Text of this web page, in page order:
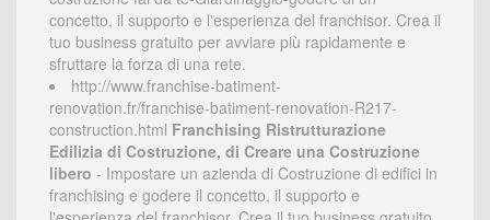
concetto, il supporto e l'esperienza del franchisor. Crea il
tuo business gratuito per avviare più rapidamente e
sfruttare la forza di una rete.
http://www.franchise-batiment-
renovation.fr/franchise-batiment-renovation-R217-
construction.html Franchising Ristrutturazione
Edilizia di Costruzione, di Creare una Costruzione
libero - Impostare un azienda di Costruzione di edifici in
franchising e godere il concetto, il supporto e